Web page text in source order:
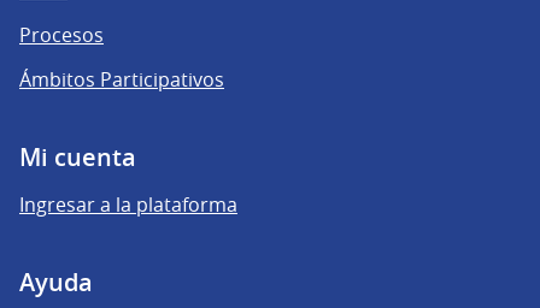
Procesos
Ámbitos Participativos
Mi cuenta
Ingresar a la plataforma
Ayuda